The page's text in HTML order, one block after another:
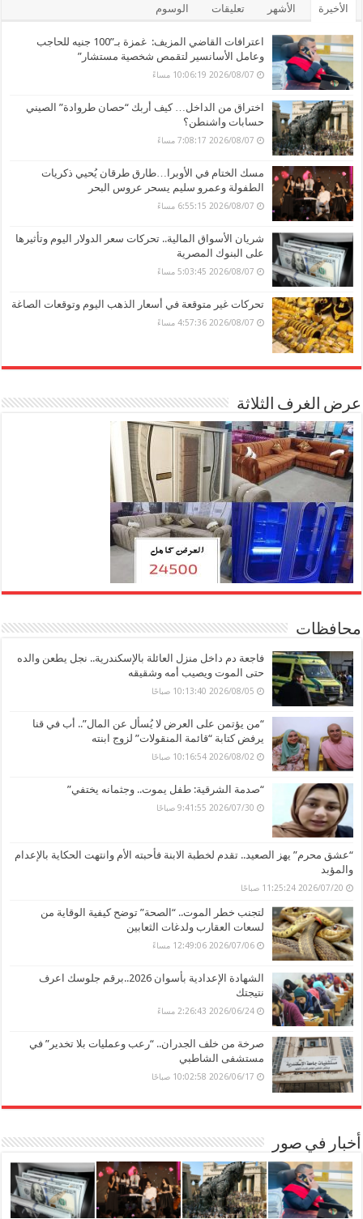
الأخيرة الأشهر تعليقات الوسوم
اعترافات القاضي المزيف: غمزة بـ”100 جنيه للحاجب
وعامل الأسانسير لتقمص شخصية مستشار”
2026/08/07 10:06:19 مساءً
اختراق من الداخل… كيف أربك “حصان طروادة” الصيني
حسابات واشنطن؟
2026/08/07 7:08:17 مساءً
مسك الختام في الأوبرا…طارق طرقان يُحيي ذكريات
الطفولة وعمرو سليم يسحر عروس البحر
2026/08/07 6:55:15 مساءً
شريان الأسواق المالية.. تحركات سعر الدولار اليوم وتأثيرها
على البنوك المصرية
2026/08/07 5:03:45 مساءً
تحركات غير متوقعة في أسعار الذهب اليوم وتوقعات الصاغة
2026/08/07 4:57:36 مساءً
عرض الغرف الثلاثة
محافظات
فاجعة دم داخل منزل العائلة بالإسكندرية.. نجل يطعن والده
حتى الموت ويصيب أمه وشقيقه
2026/08/05 10:13:40 صباحًا
“من يؤتمن على العرض لا يُسأل عن المال”.. أب في قنا
يرفض كتابة “قائمة المنقولات” لزوج ابنته
2026/08/02 10:16:54 صباحًا
“صدمة الشرقية: طفل يموت.. وجثمانه يختفي”
2026/07/30 9:41:55 صباحًا
“عشق محرم” يهز الصعيد.. تقدم لخطبة الابنة فأحبته الأم وانتهت الحكاية بالإعدام
والمؤبد
2026/07/20 11:25:24 صباحًا
لتجنب خطر الموت.. “الصحة” توضح كيفية الوقاية من
لسعات العقارب ولدغات الثعابين
2026/07/06 12:49:06 مساءً
الشهادة الإعدادية بأسوان 2026..برقم جلوسك اعرف
نتيجتك
2026/06/24 2:26:43 مساءً
صرخة من خلف الجدران.. “رعب وعمليات بلا تخدير” في
مستشفى الشاطبي
2026/06/17 10:02:58 صباحًا
أخبار في صور